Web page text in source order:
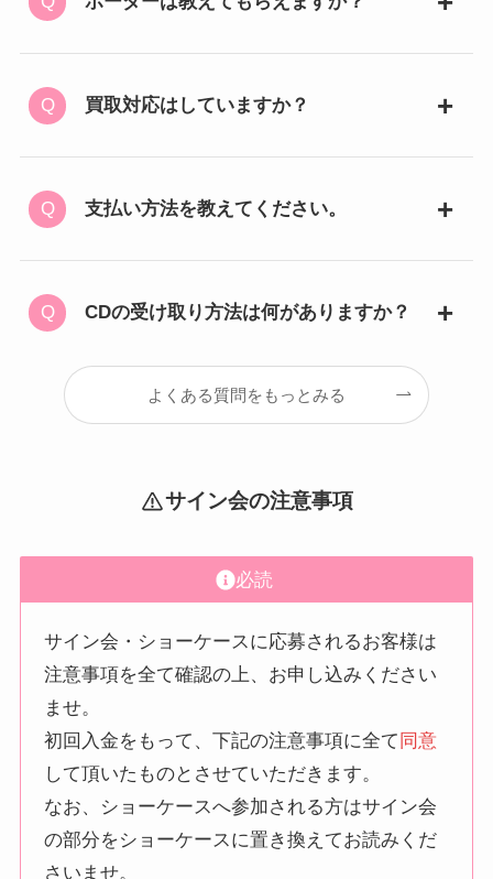
買取対応はしていますか？
支払い方法を教えてください。
CDの受け取り方法は何がありますか？
よくある質問をもっとみる
サイン会の注意事項
必読
サイン会・ショーケースに応募されるお客様は
注意事項を全て確認の上、お申し込みください
ませ。
初回入金をもって、下記の注意事項に全て 同意
して頂いたものとさせていただきます。
なお、ショーケースへ参加される方はサイン会
の部分をショーケースに置き換えてお読みくだ
さいませ。